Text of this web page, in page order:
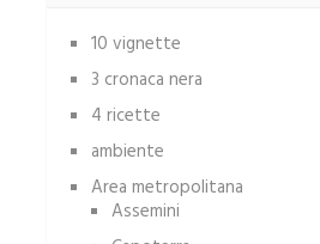
10 vignette
3 cronaca nera
4 ricette
ambiente
Area metropolitana
Assemini